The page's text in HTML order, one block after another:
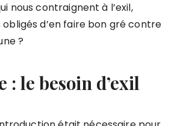
nous contraignent à l’exil,
d’en faire bon gré contre
?
: le besoin d’exil